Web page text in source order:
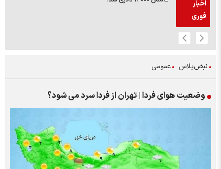
اخبار
فوری
نبض‌پلاس عمومی
وضعیت هوای فردا | تهران از فردا سرد می شود؟